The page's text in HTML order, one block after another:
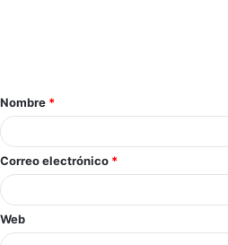
Nombre *
Correo electrónico *
Web